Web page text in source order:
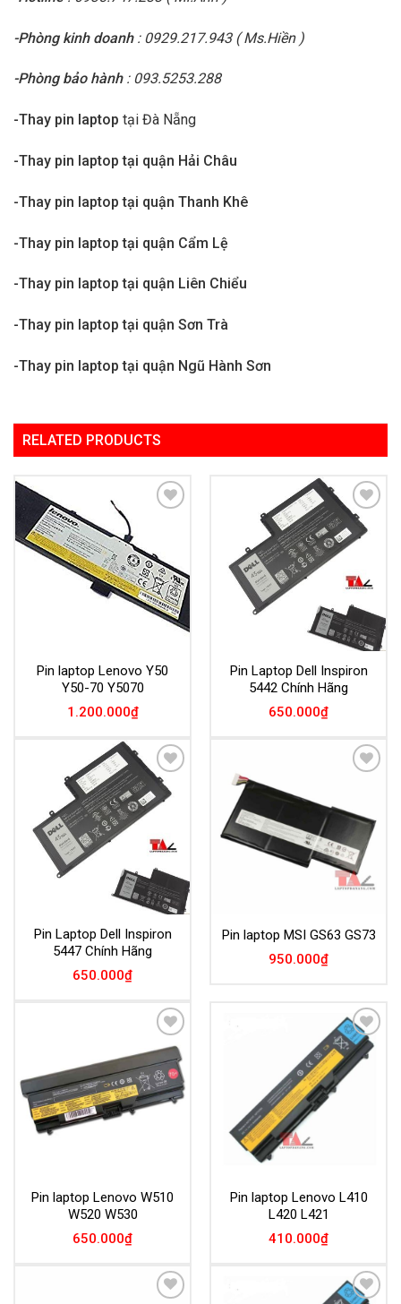
-Phòng kinh doanh: 0929.217.943 ( Ms.Hiền )
-Phòng bảo hành: 093.5253.288
-Thay pin laptop tại Đà Nẵng
-Thay pin laptop tại quận Hải Châu
-Thay pin laptop tại quận Thanh Khê
-Thay pin laptop tại quận Cẩm Lệ
-Thay pin laptop tại quận Liên Chiểu
-Thay pin laptop tại quận Sơn Trà
-Thay pin laptop tại quận Ngũ Hành Sơn
RELATED PRODUCTS
Pin laptop Lenovo Y50
Y50-70 Y5070
1.200.000₫
Add to
Wishlist
Pin Laptop Dell Inspiron
5442 Chính Hãng
650.000₫
Add to
Wishlist
Pin Laptop Dell Inspiron
5447 Chính Hãng
650.000₫
Pin laptop MSI GS63 GS73
950.000₫
Add to
Wishlist
Pin laptop Lenovo W510
W520 W530
650.000₫
Add to
Wishlist
Pin laptop Lenovo L410
L420 L421
410.000₫